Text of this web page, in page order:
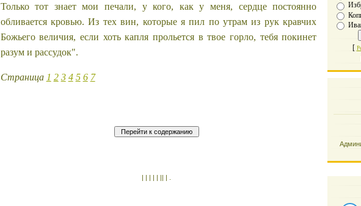
Только тот знает мои печали, у кого, как у меня, сердце постоянно
обливается кровью. Из тех вин, которые я пил по утрам из рук кравчих
Божьего величия, если хоть капля прольется в твое горло, тебя покинет
разум и рассудок".
Страница 1 2 3 4 5 6 7
| | | | | || | .
[